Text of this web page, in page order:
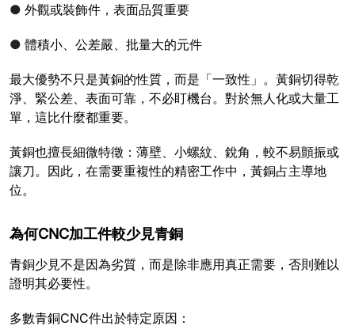
● 外觀或裝飾件，表面品質重要
● 體積小、公差嚴、批量大的元件
最大優勢不只是黃銅的性質，而是「一致性」。黃銅切得乾
淨、緊公差、表面可靠，不必盯機台。對於無人化或大量工
單，這比什麼都重要。
黃銅也擅長細微特徵：薄壁、小螺紋、銳角，較不易顫振或
讓刀。因此，在需要重複性的精密工作中，黃銅占主導地
位。
為何CNC加工件較少見青銅
青銅少見不是因為劣質，而是除非應用真正需要，否則難以
證明其必要性。
多數青銅CNC件出於特定原因：